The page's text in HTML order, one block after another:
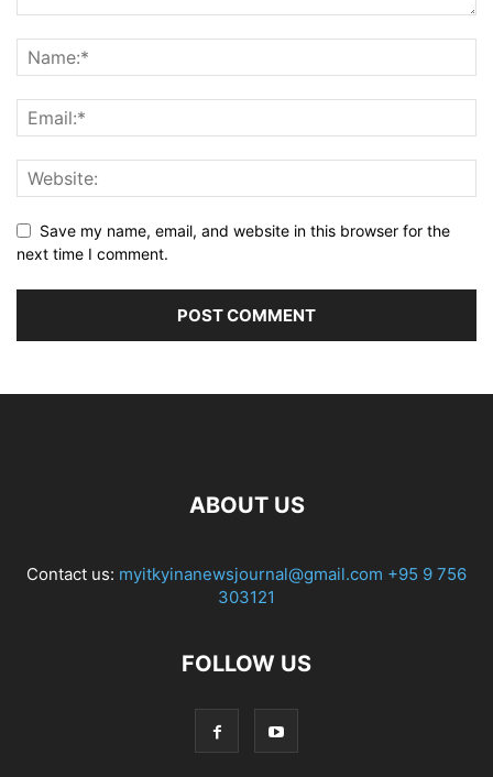
Save my name, email, and website in this browser for the
next time I comment.
ABOUT US
Contact us: myitkyinanewsjournal@gmail.com +95 9 756
303121
FOLLOW US